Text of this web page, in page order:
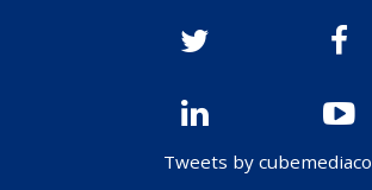
Tweets by cubemediaco